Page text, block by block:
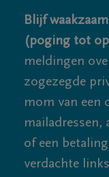
Blijf
(poging tot
meldingen
zogezegde
mom van een
mailadressen,
of een
verdachte